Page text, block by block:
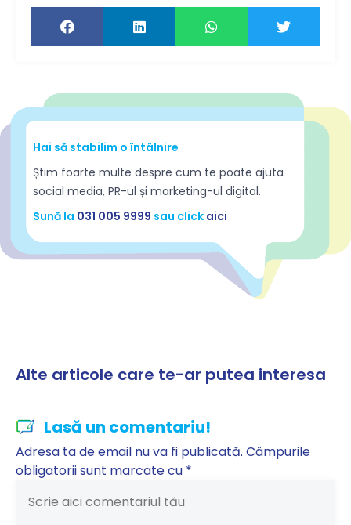
Hai să stabilim o întâlnire
Știm foarte multe despre cum te poate ajuta
social media, PR-ul și marketing-ul digital.
Sună la 031 005 9999 sau click aici
Alte articole care te-ar putea interesa
Lasă un comentariu!
Adresa ta de email nu va fi publicată. Câmpurile
obligatorii sunt marcate cu *